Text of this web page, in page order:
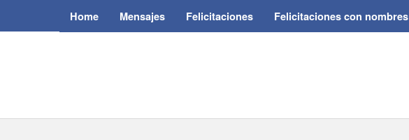
Home Mensajes Felicitaciones Felicitaciones con nombres